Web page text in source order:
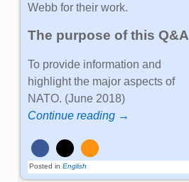
Webb for their work.
The purpose of this Q&A
To provide information and
highlight the major aspects of
NATO. (June 2018)
Continue reading →
Posted in English